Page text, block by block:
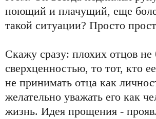
ноющий и плачущий, еще
такой ситуации? Просто
Скажу сразу: плохих отцов
сверхценностью, то тот, кто
не принимать отца как
желательно уважать его как
жизнь. Идея прощения -